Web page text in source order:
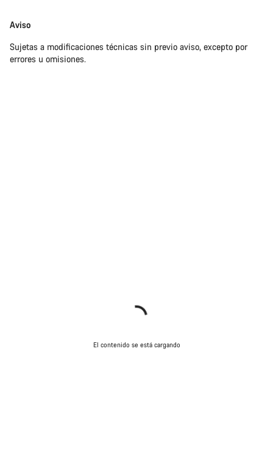
Aviso
Sujetas a modificaciones técnicas sin previo aviso, excepto por
errores u omisiones.
El contenido se está cargando